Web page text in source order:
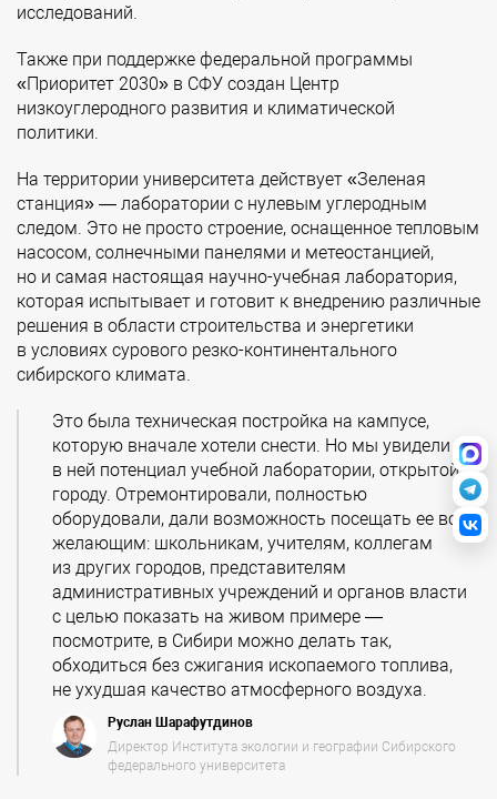
исследований.
Также при поддержке федеральной программы
«Приоритет 2030» в СФУ создан Центр
низкоуглеродного развития и климатической
политики.
На территории университета действует «Зеленая
станция» — лаборатории с нулевым углеродным
следом. Это не просто строение, оснащенное тепловым
насосом, солнечными панелями и метеостанцией,
но и самая настоящая научно-учебная лаборатория,
которая испытывает и готовит к внедрению различные
решения в области строительства и энергетики
в условиях сурового резко-континентального
сибирского климата.
Это была техническая постройка на кампусе,
которую вначале хотели снести. Но мы увидели
в ней потенциал учебной лаборатории, открытой
городу. Отремонтировали, полностью
оборудовали, дали возможность посещать ее всем
желающим: школьникам, учителям, коллегам
из других городов, представителям
административных учреждений и органов власти
с целью показать на живом примере —
посмотрите, в Сибири можно делать так,
обходиться без сжигания ископаемого топлива,
не ухудшая качество атмосферного воздуха.
Руслан Шарафутдинов
Директор Института экологии и географии Сибирского
федерального университета